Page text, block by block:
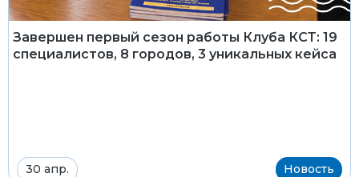
Завершен первый сезон работы Клуба КСТ: 19
специалистов, 8 городов, 3 уникальных кейса
30 апр. Новость